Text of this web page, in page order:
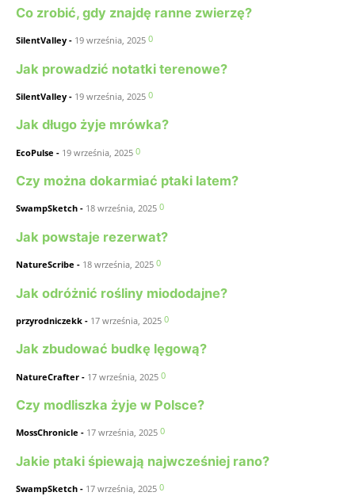
Co zrobić, gdy znajdę ranne zwierzę?
SilentValley - 19 września, 2025 0
Jak prowadzić notatki terenowe?
SilentValley - 19 września, 2025 0
Jak długo żyje mrówka?
EcoPulse - 19 września, 2025 0
Czy można dokarmiać ptaki latem?
SwampSketch - 18 września, 2025 0
Jak powstaje rezerwat?
NatureScribe - 18 września, 2025 0
Jak odróżnić rośliny miododajne?
przyrodniczekk - 17 września, 2025 0
Jak zbudować budkę lęgową?
NatureCrafter - 17 września, 2025 0
Czy modliszka żyje w Polsce?
MossChronicle - 17 września, 2025 0
Jakie ptaki śpiewają najwcześniej rano?
SwampSketch - 17 września, 2025 0